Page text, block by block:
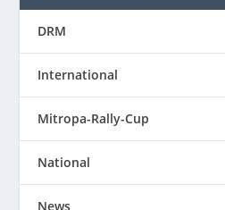
DRM
International
Mitropa-Rally-Cup
National
News